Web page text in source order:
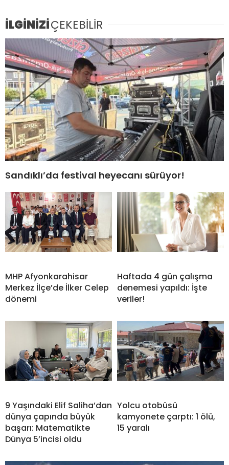
İLGİNİZİÇEKEBİLİR
Sandıklı’da festival heyecanı sürüyor!
MHP Afyonkarahisar
Merkez İlçe’de İlker Celep
dönemi
Haftada 4 gün çalışma
denemesi yapıldı: İşte
veriler!
9 Yaşındaki Elif Saliha’dan
dünya çapında büyük
başarı: Matematikte
Dünya 5’incisi oldu
Yolcu otobüsü
kamyonete çarptı: 1 ölü,
15 yaralı